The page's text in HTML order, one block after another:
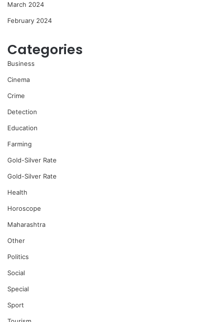
March 2024
February 2024
Categories
Business
Cinema
Crime
Detection
Education
Farming
Gold-Silver Rate
Gold-Silver Rate
Health
Horoscope
Maharashtra
Other
Politics
Social
Special
Sport